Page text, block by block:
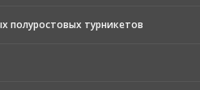
полуростовых турникетов